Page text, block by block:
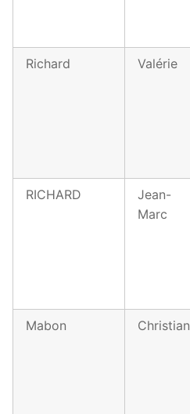
Richard Valérie
RICHARD
Jean-
Marc
Mabon Christian